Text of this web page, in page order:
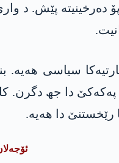
دەرخینیتە پێش.
کوردستانێ ژ سالا 1990ێ
رێخستنێ دا ھەیە.